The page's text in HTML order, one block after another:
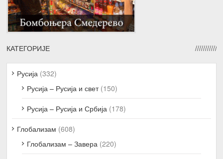
КАТЕГОРИЈЕ
Русија (332)
Русија – Русија и свет(150)
Русија – Русија и Србија (178)
Глобализам (608)
Глобализам – Завера (220)